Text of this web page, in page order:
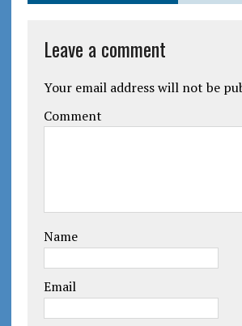
Leave a comment
Your email address will not be
Comment
Name
Email